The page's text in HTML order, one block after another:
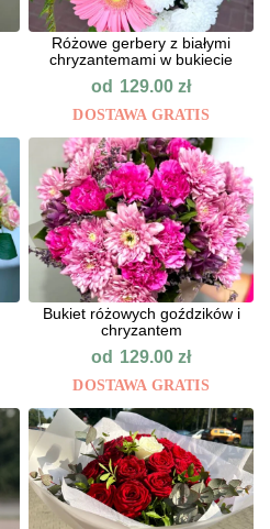
Różowe gerbery z białymi
chryzantemami w bukiecie
od 129.00zł
DOSTAWA GRATIS
Bukiet różowych goździków i
chryzantem
od 129.00zł
DOSTAWA GRATIS